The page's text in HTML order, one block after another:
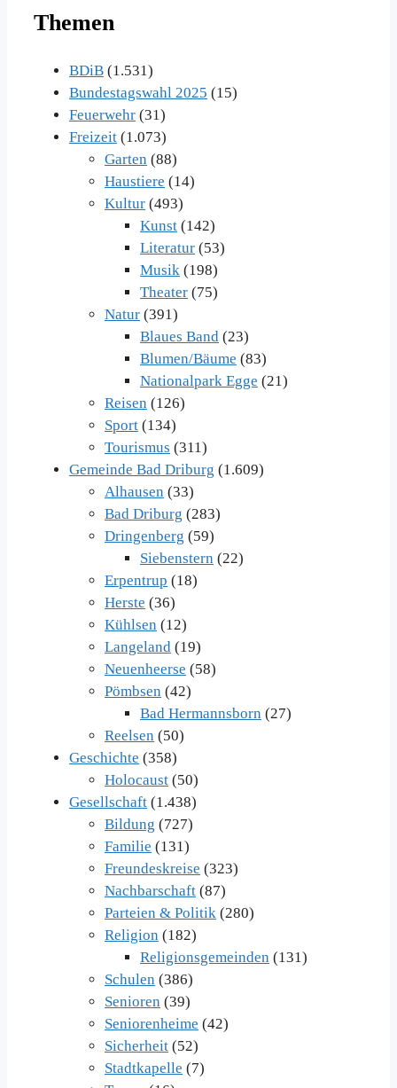
Themen
BDiB (1.531)
Bundestagswahl 2025 (15)
Feuerwehr (31)
Freizeit (1.073)
Garten (88)
Haustiere (14)
Kultur (493)
Kunst (142)
Literatur (53)
Musik (198)
Theater (75)
Natur (391)
Blaues Band (23)
Blumen/Bäume (83)
Nationalpark Egge (21)
Reisen (126)
Sport (134)
Tourismus (311)
Gemeinde Bad Driburg (1.609)
Alhausen (33)
Bad Driburg (283)
Dringenberg (59)
Siebenstern (22)
Erpentrup (18)
Herste (36)
Kühlsen (12)
Langeland (19)
Neuenheerse (58)
Pömbsen (42)
Bad Hermannsborn (27)
Reelsen (50)
Geschichte (358)
Holocaust (50)
Gesellschaft (1.438)
Bildung (727)
Familie (131)
Freundeskreise (323)
Nachbarschaft (87)
Parteien & Politik (280)
Religion (182)
Religionsgemeinden (131)
Schulen (386)
Senioren (39)
Seniorenheime (42)
Sicherheit (52)
Stadtkapelle (7)